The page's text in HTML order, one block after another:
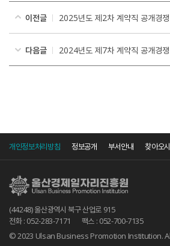
이전글 2025년도 제2차 계약직 공개경
다음글 2024년도 제7차 계약직 공개경
개인정보처리방침 정보공개 부서안내 찾아오
(44248) 울산광역시 북구 산업로 915
전화 : 052-283-7171
팩스 : 052-700-7135
© 2023 Ulsan Business Promotion Institution.